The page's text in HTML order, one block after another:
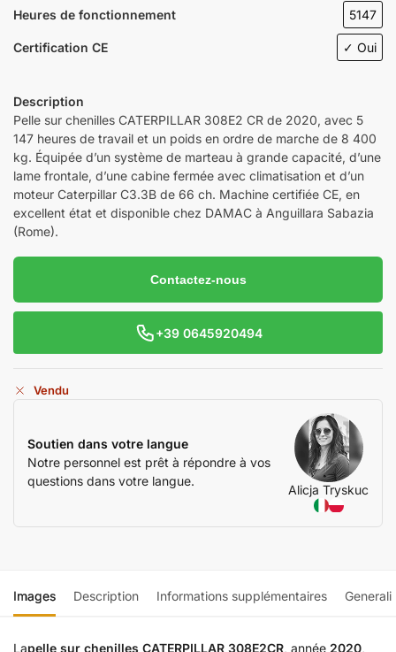
Heures de fonctionnement 5147
Certification CE ✓ Oui
Description
Pelle sur chenilles CATERPILLAR 308E2 CR de 2020, avec 5
147 heures de travail et un poids en ordre de marche de 8 400
kg. Équipée d’un système de marteau à grande capacité, d’une
lame frontale, d’une cabine fermée avec climatisation et d’un
moteur Caterpillar C3.3B de 66 ch. Machine certifiée CE, en
excellent état et disponible chez DAMAC à Anguillara Sabazia
(Rome).
Contactez-nous
+39 0645920494
Vendu
Soutien dans votre langue
Notre personnel est prêt à répondre à vos
questions dans votre langue.
Alicja Tryskuc
Images Description Informations supplémentaires Generali
Lapelle sur chenilles CATERPILLAR 308E2CR, année 2020,